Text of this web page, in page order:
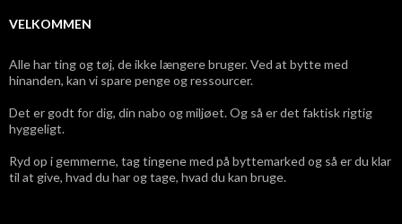
VELKOMMEN
Alle har ting og tøj, de ikke længere bruger. Ved at bytte med
hinanden, kan vi spare penge og ressourcer.
Det er godt for dig, din nabo og miljøet. Og så er det faktisk rigtig
hyggeligt.
Ryd op i gemmerne, tag tingene med på byttemarked og så er du klar
til at give, hvad du har og tage, hvad du kan bruge.